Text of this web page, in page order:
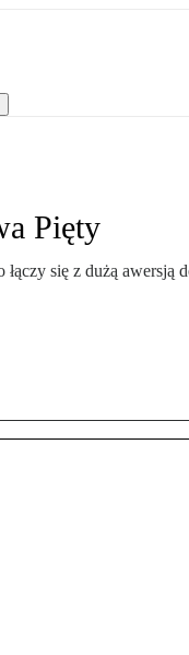
Pięty
się z dużą